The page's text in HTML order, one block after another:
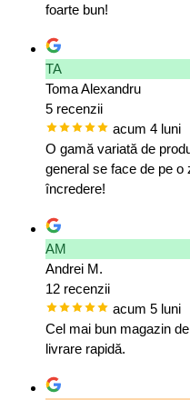
foarte bun!
TA
Toma Alexandru
5 recenzii
acum 4 luni
O gamă variată de
general se face de pe
încredere!
AM
Andrei M.
12 recenzii
acum 5 luni
Cel mai bun magazin
livrare rapidă.